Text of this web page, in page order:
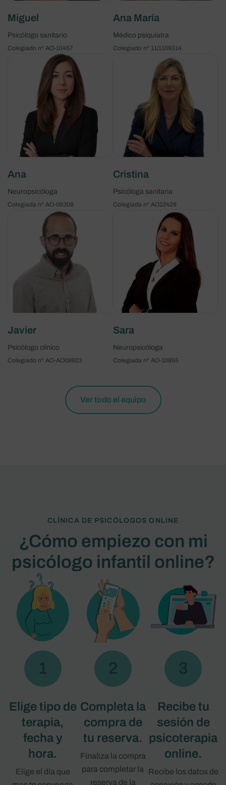
Miguel
Psicólogo sanitario
Colegiado nº AO-10457
Ana María
Médico psiquiatra
Colegiado nº 11|1109314
Ana
Neuropsicóloga
Colegiada nº AO-06308
Cristina
Psicóloga sanitaria
Colegiada nº AO12428
Javier
Psicólogo clínico
Colegiado nº AO-AO09923
Sara
Neuropsicóloga
Colegiada nº AO-10855
Ver todo el equipo
CLÍNICA DE PSICÓLOGOS ONLINE
¿Cómo empiezo con mi
psicólogo infantil online?
Elige tipo de
terapia,
fecha y
hora.
Elige el día que
Completa la
compra de
tu reserva.
Finaliza la compra
para completar la
reserva de la
Recibe tu
sesión de
psicoterapia
online.
Recibe los datos de